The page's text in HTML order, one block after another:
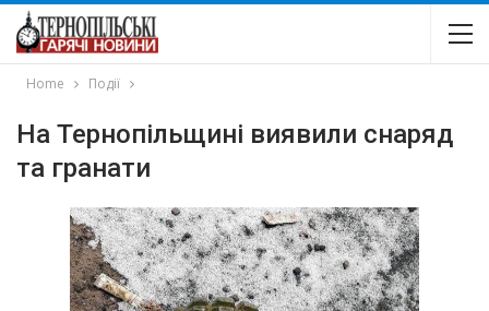
Home Події
На Тернопільщині виявили снаряд
та гранати